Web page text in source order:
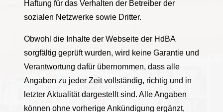
Haftung für das Verhalten der Betreiber der
sozialen Netzwerke sowie Dritter.
Obwohl die Inhalte der Webseite der HdBA
sorgfältig geprüft wurden, wird keine Garantie und
Verantwortung dafür übernommen, dass alle
Angaben zu jeder Zeit vollständig, richtig und in
letzter Aktualität dargestellt sind. Alle Angaben
können ohne vorherige Ankündigung ergänzt,